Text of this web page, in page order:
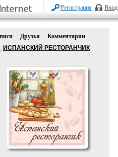
Регистрация Вход
Друзья
Комментарии
ИСПАНСКИЙ РЕСТОРАНЧИК